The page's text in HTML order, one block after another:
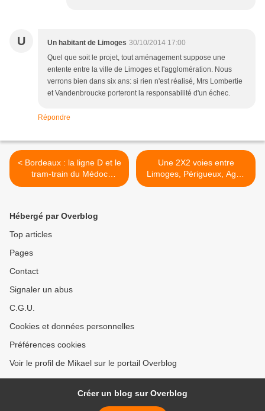
U Un habitant de Limoges 30/10/2014 17:00
Quel que soit le projet, tout aménagement suppose une
entente entre la ville de Limoges et l'agglomération. Nous
verrons bien dans six ans: si rien n'est réalisé, Mrs Lombertie
et Vandenbroucke porteront la responsabilité d'un échec.
Répondre
< Bordeaux : la ligne D et le
tram-train du Médoc
retoqués
Une 2X2 voies entre
Limoges, Périgueux, Agen
et Tarbes ? >
Hébergé par Overblog
Top articles
Pages
Contact
Signaler un abus
C.G.U.
Cookies et données personnelles
Préférences cookies
Voir le profil de Mikael sur le portail Overblog
Créer un blog sur Overblog